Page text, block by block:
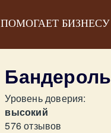
ПОМОГАЕТ
Уровень доверия:
высокий
576 отзывов